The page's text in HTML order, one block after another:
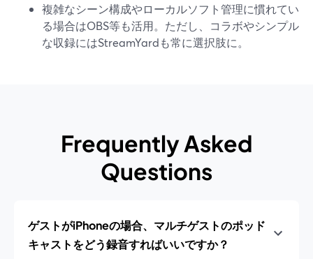
複雑なシーン構成やローカルソフト管理に慣れてい
る場合はOBS等も活用。ただし、コラボやシンプル
な収録にはStreamYardも常に選択肢に。
Frequently Asked
Questions
ゲストがiPhoneの場合、マルチゲストのポッド
キャストをどう録音すればいいですか？